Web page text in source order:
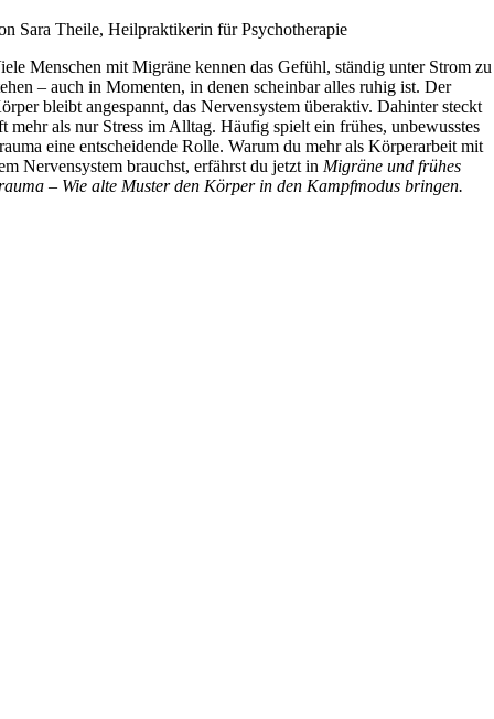
Sara Theile, Heilpraktikerin für Psychotherapie
Menschen mit Migräne kennen das Gefühl, ständig unter Strom zu
– auch in Momenten, in denen scheinbar alles ruhig ist. Der
bleibt angespannt, das Nervensystem überaktiv. Dahinter steckt
mehr als nur Stress im Alltag. Häufig spielt ein frühes, unbewusstes
eine entscheidende Rolle. Warum du mehr als Körperarbeit mit
Nervensystem brauchst, erfährst du jetzt in Migräne und frühes
– Wie alte Muster den Körper in den Kampfmodus bringen.